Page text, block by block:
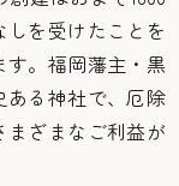
を受けたことを
す。福岡藩主・黒
ある神社で、厄除
まざまなご利益が